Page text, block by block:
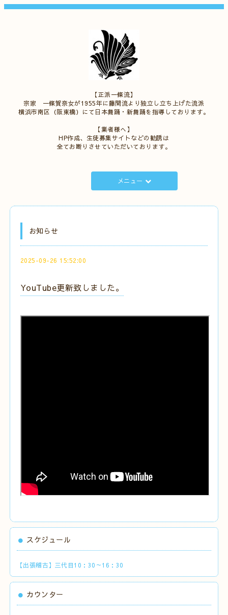
【正派一條流】
宗家 一條賀奈女が1955年に藤間流より独立し立ち上げた流派
横浜市南区（阪東橋）にて日本舞踊・新舞踊を指導しております。
【業者様へ】
HP作成、生徒募集サイトなどの勧誘は
全てお断りさせていただいております。
メニュー
お知らせ
2025-09-26 15:52:00
YouTube更新致しました。
スケジュール
【出張稽古】三代目10：30～16：30
カウンター